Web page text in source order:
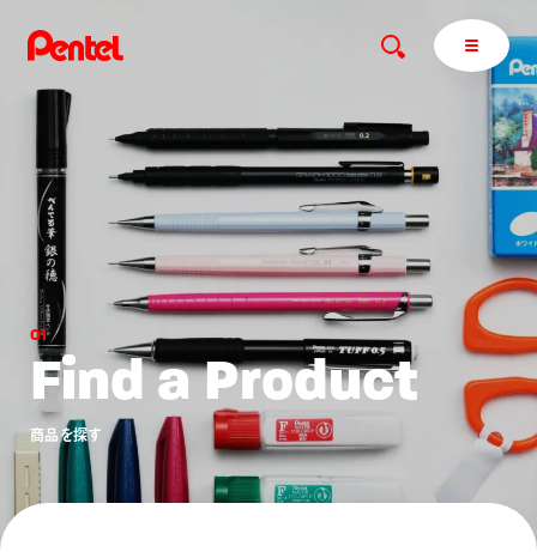
エナージェル サインペン オレンズ
商品を探す
商品を探すトップ
ボールペン
マーカー
シャープペン
消し具
ブラッシュ（筆）
ぺんてるについて
ぺんてるについてトップ
メッセージ
採用情報
01
Find a Product
商品 を探す